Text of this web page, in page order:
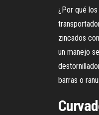
¿Por qué
zincados
un manejo
barras o